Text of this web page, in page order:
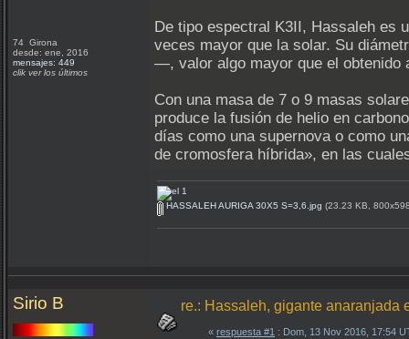
74 Girona
desde: ene, 2016
mensajes: 449
clik ver los últimos
De tipo espectral K3II, Hassaleh es
veces mayor que la solar. Su
—, valor algo mayor que el obtenido
Con una masa de 7 o 9 masas
produce la fusión de helio en
días como una supernova o como
de cromosfera híbrida», en las
HASSALEH AURIGA 30X5 S=3,6.jpg (23.23 KB,
Sirio B re.: Hassaleh, gigante anaranjada
« respuesta #1 : Dom, 13 Nov 2016, 17:54